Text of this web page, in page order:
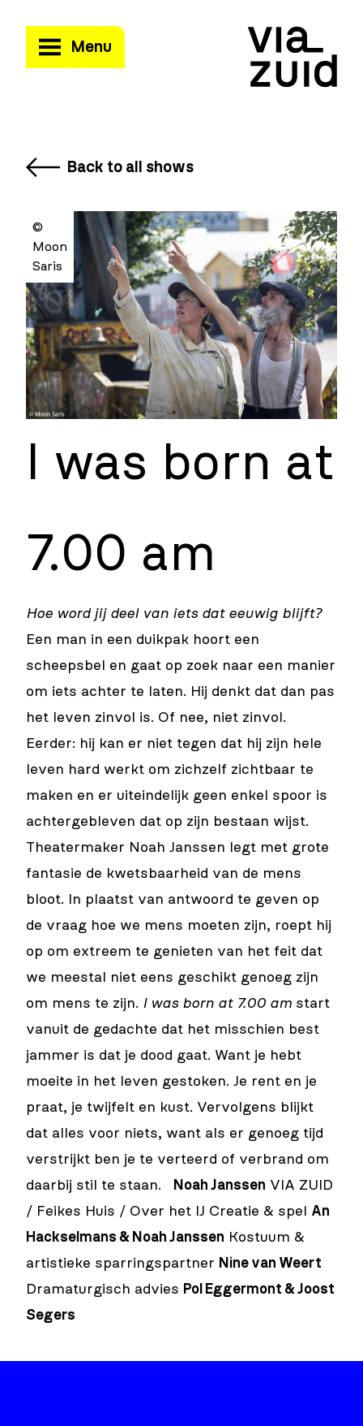
Menu
Back to all shows
©
Moon
Saris
I was born at
7.00 am
Hoe word jij deel van iets dat eeuwig blijft?
Een man in een duikpak hoort een
scheepsbel en gaat op zoek naar een manier
om iets achter te laten. Hij denkt dat dan pas
het leven zinvol is. Of nee, niet zinvol.
Eerder: hij kan er niet tegen dat hij zijn hele
leven hard werkt om zichzelf zichtbaar te
maken en er uiteindelijk geen enkel spoor is
achtergebleven dat op zijn bestaan wijst.
Theatermaker Noah Janssen legt met grote
fantasie de kwetsbaarheid van de mens
bloot. In plaatst van antwoord te geven op
de vraag hoe we mens moeten zijn, roept hij
op om extreem te genieten van het feit dat
we meestal niet eens geschikt genoeg zijn
om mens te zijn. I was born at 7.00 am start
vanuit de gedachte dat het misschien best
jammer is dat je dood gaat. Want je hebt
moeite in het leven gestoken. Je rent en je
praat, je twijfelt en kust. Vervolgens blijkt
dat alles voor niets, want als er genoeg tijd
verstrijkt ben je te verteerd of verbrand om
daarbij stil te staan.
Noah Janssen VIA ZUID
/ Feikes Huis / Over het IJ Creatie & spel An
Hackselmans & Noah Janssen Kostuum &
artistieke sparringspartner Nine van Weert
Dramaturgisch advies Pol Eggermont & Joost
Segers